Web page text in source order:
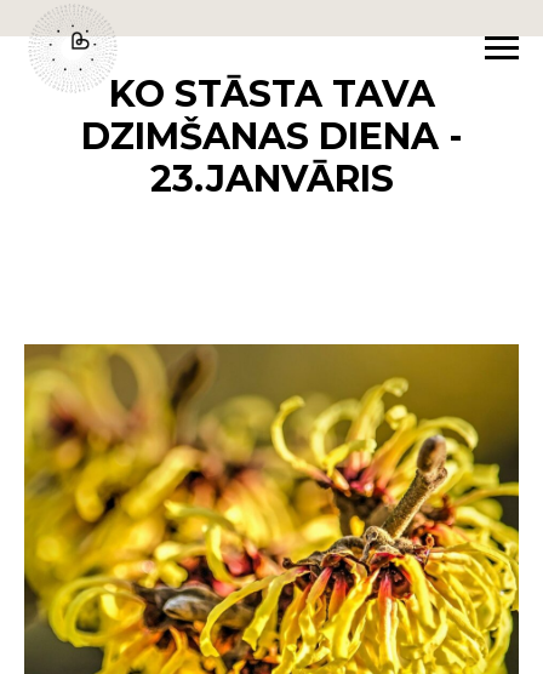
KO STĀSTA TAVA
DZIMŠANAS DIENA -
23.JANVĀRIS